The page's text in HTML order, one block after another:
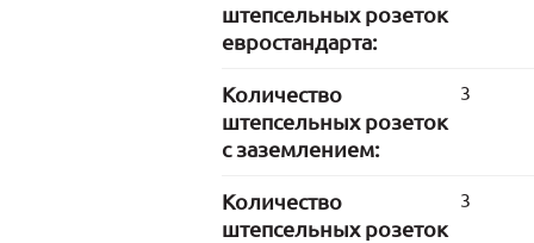
штепсельных розеток
евростандарта:
Количество
штепсельных розеток
с заземлением:
3
Количество
штепсельных розеток
3